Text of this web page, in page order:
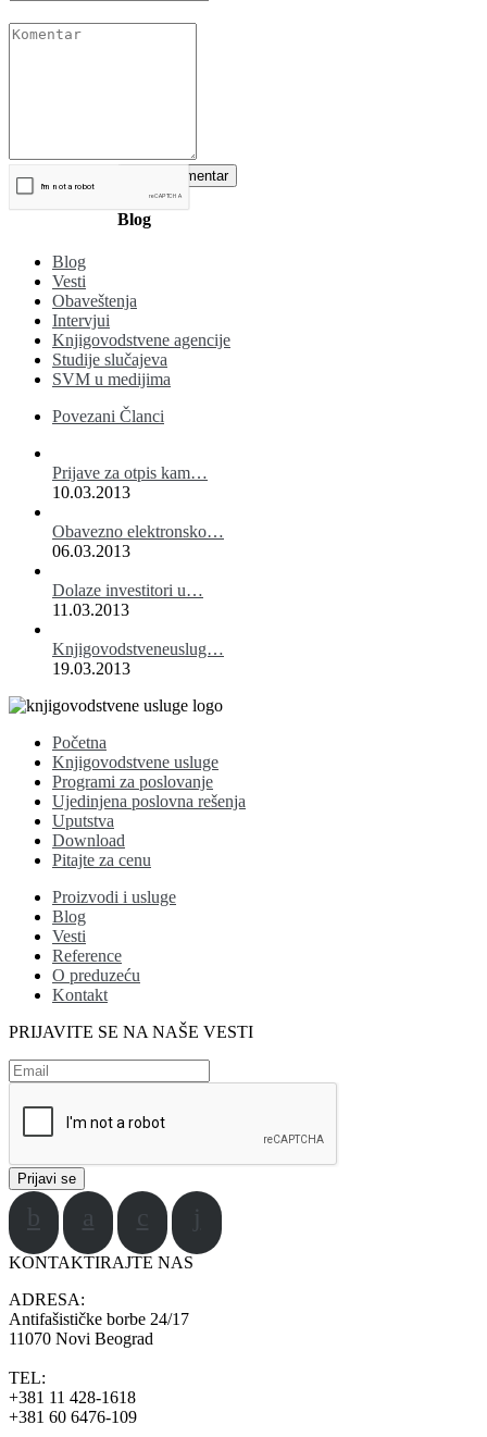
Blog
Blog
Vesti
Obaveštenja
Intervjui
Knjigovodstvene agencije
Studije slučajeva
SVM u medijima
Povezani Članci
Prijave za otpis kam…
10.03.2013
Obavezno elektronsko…
06.03.2013
Dolaze investitori u…
11.03.2013
Knjigovodstveneuslug…
19.03.2013
Početna
Knjigovodstvene usluge
Programi za poslovanje
Ujedinjena poslovna rešenja
Uputstva
Download
Pitajte za cenu
Proizvodi i usluge
Blog
Vesti
Reference
O preduzeću
Kontakt
PRIJAVITE SE NA NAŠE VESTI
KONTAKTIRAJTE NAS
ADRESA:
Antifašističke borbe 24/17
11070 Novi Beograd
TEL:
+381 11 428-1618
+381 60 6476-109